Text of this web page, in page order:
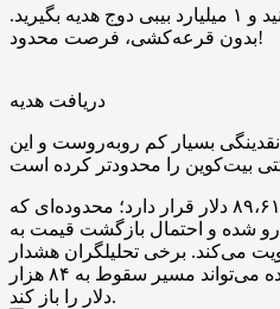
همین حالا در ارزپلاس ثبت‌نام کنید و ۱ میلیارد بیبی دوج هدیه بگیرید.
بدون قرعه‌کشی، فرصت محدود!
دریافت هدیه
بسیار کم روبه‌روست و این
قیمت بیت‌ کوین اکنون نزدیک ۸۹،۶۱۸ دلار قرار دارد؛ محدوده‌ای که
شده و احتمال بازگشت قیمت به
را تقویت می‌کند. برخی تحلیلگران هشدار
می‌دهند که شکست این محدوده می‌تواند مسیر سقوط به ۸۴ هزار
دلار را باز کند.